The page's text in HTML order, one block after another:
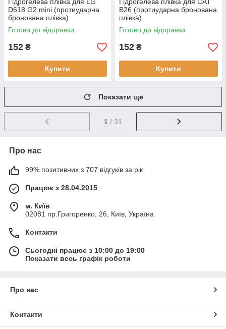
Гідрогелева плівка для LG
D618 G2 mini (протиударна
бронована плівка)
Готово до відправки
152 ₴
Купити
Гідрогелева плівка для CAT
B26 (протиударна бронована
плівка)
Готово до відправки
152 ₴
Купити
Показати ще
1 / 31
Про нас
99% позитивних з 707 відгуків за рік
Працює з 28.04.2015
м. Київ
02081 пр.Григоренко, 26, Київ, Україна
Контакти
Сьогодні працює з 10:00 до 19:00
Показати весь графік роботи
Про нас
Контакти